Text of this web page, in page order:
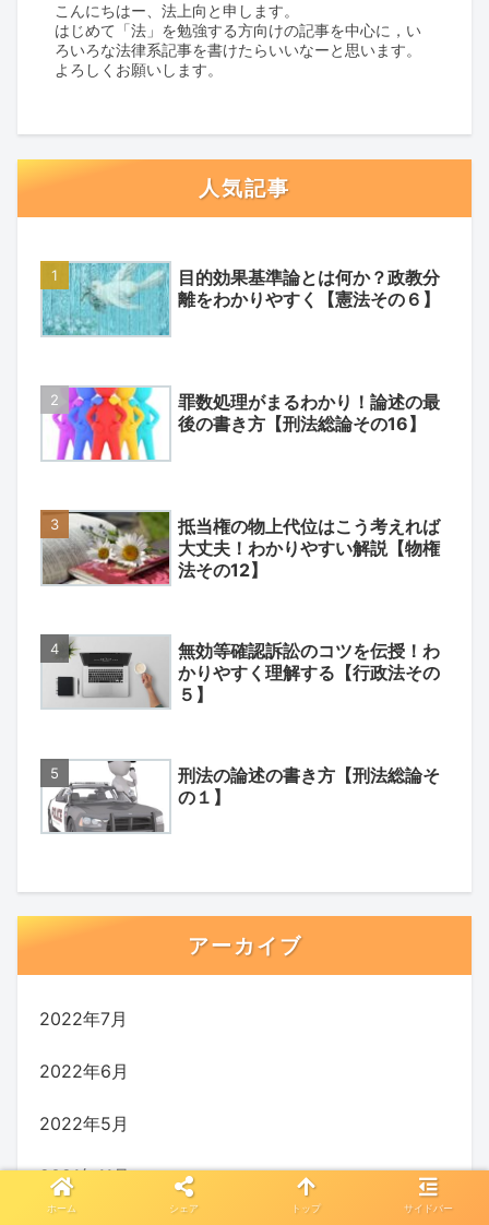
こんにちはー、法上向と申します。
はじめて「法」を勉強する方向けの記事を中心に，い
ろいろな法律系記事を書けたらいいなーと思います。
よろしくお願いします。
人気記事
目的効果基準論とは何か？政教分
離をわかりやすく【憲法その６】
罪数処理がまるわかり！論述の最
後の書き方【刑法総論その16】
抵当権の物上代位はこう考えれば
大丈夫！わかりやすい解説【物権
法その12】
無効等確認訴訟のコツを伝授！わ
かりやすく理解する【行政法その
５】
刑法の論述の書き方【刑法総論そ
の１】
アーカイブ
2022年7月
2022年6月
2022年5月
2021年11月
ホーム シェア トップ サイドバー